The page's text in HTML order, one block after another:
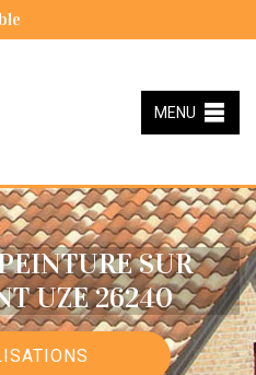
MENU
SUR
UZE 26240